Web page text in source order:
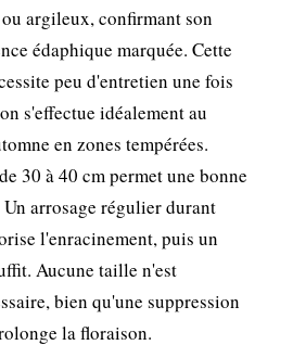
argileux, confirmant son
édaphique marquée. Cette
peu d'entretien une fois
s'effectue idéalement au
en zones tempérées.
30 à 40 cm permet une bonne
arrosage régulier durant
l'enracinement, puis un
Aucune taille n'est
bien qu'une suppression
la floraison.